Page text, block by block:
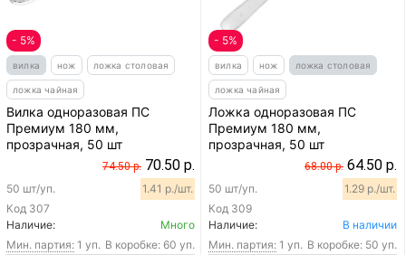
- 5%
вилка нож ложка столовая
ложка чайная
Вилка одноразовая ПС
Премиум 180 мм,
прозрачная, 50 шт
74.50 р. 70.50 р.
Код 307
50 шт/уп. 1.41 р./шт.
Наличие:
Много
Мин. партия: 1 уп. В коробке: 60 уп.
- 5%
вилка нож ложка столовая
ложка чайная
Ложка одноразовая ПС
Премиум 180 мм,
прозрачная, 50 шт
68.00 р. 64.50 р.
Код 309
50 шт/уп. 1.29 р./шт.
Наличие:
В наличии
Мин. партия: 1 уп. В коробке: 50 уп.